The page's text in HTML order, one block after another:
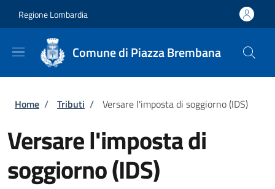
Regione Lombardia
Comune di Piazza Brembana
Briciole di pane
Home / Tributi / Versare l'imposta di soggiorno (IDS)
Versare l'imposta di
soggiorno (IDS)